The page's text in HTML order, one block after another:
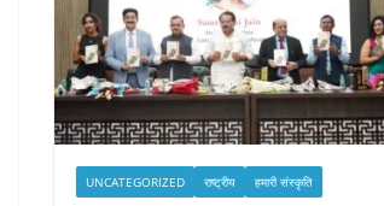
UNCATEGORIZED राष्ट्रीय हमारी संस्कृति